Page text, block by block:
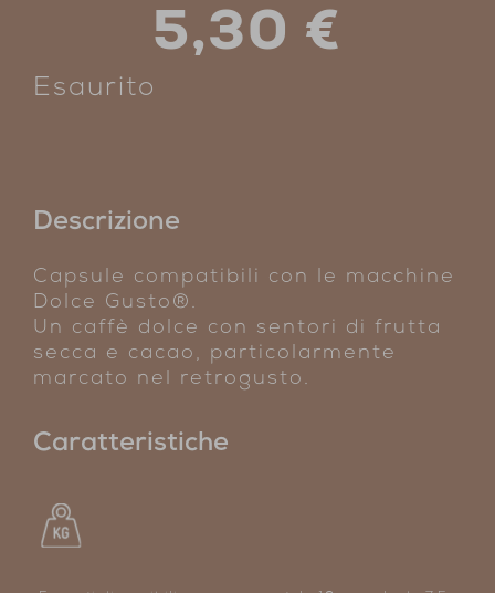
5,30 €
Esaurito
Descrizione
Capsule compatibili con le macchine
Dolce Gusto®.
Un caffè dolce con sentori di frutta
secca e cacao, particolarmente
marcato nel retrogusto.
Caratteristiche